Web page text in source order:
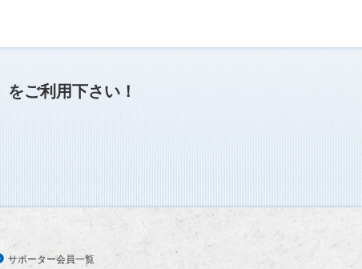
がされませんので、ご了
承のほど、よろしくお願
伴う情報更新停止のお知
らせ(04/26～04/29、05/0
ユーザー各位
をご利用下さい！
サポーター会員一覧